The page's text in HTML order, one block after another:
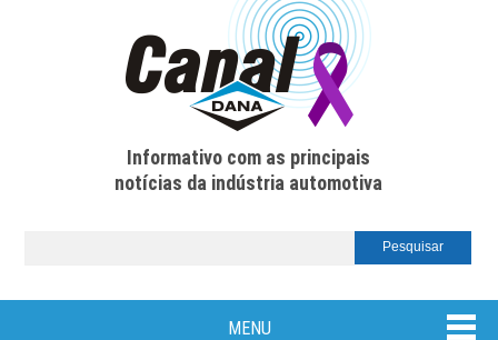
Informativo com as principais
notícias da indústria automotiva
MENU